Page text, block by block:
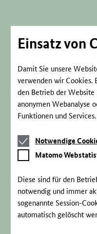
Einsatz von
Damit Sie unsere
verwenden wir Cookies.
den Betrieb der
anonymen Webanalyse
Funktionen und Services.
Notwendige
Cookies
Notwendige
Matomo
Webstatistik
Matomo
Diese sind für den
notwendig und immer
sogenannte Session-
automatisch gelöscht